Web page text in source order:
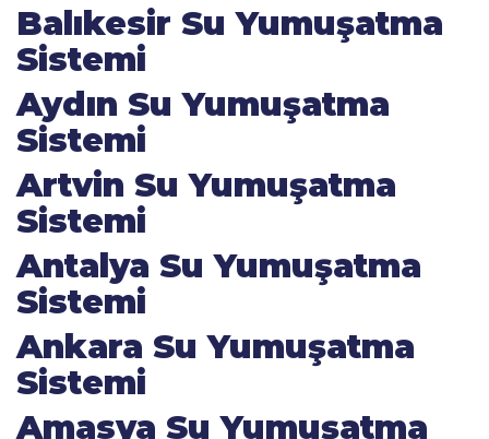
Balıkesir Su Yumuşatma
Sistemi
Aydın Su Yumuşatma
Sistemi
Artvin Su Yumuşatma
Sistemi
Antalya Su Yumuşatma
Sistemi
Ankara Su Yumuşatma
Sistemi
Amasya Su Yumuşatma